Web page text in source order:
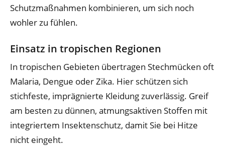
Schutzmaßnahmen kombinieren, um sich noch
wohler zu fühlen.
Einsatz in tropischen Regionen
In tropischen Gebieten übertragen Stechmücken oft
Malaria, Dengue oder Zika. Hier schützen sich
stichfeste, imprägnierte Kleidung zuverlässig. Greif
am besten zu dünnen, atmungsaktiven Stoffen mit
integriertem Insektenschutz, damit Sie bei Hitze
nicht eingeht.